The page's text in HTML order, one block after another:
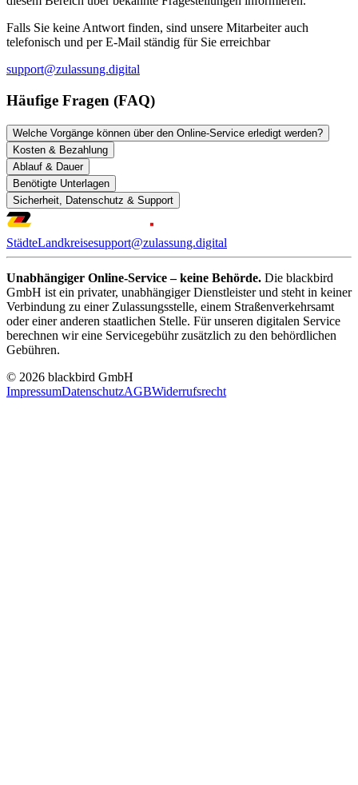
Falls Sie keine Antwort finden, sind unsere Mitarbeiter auch
telefonisch und per E-Mail ständig für Sie erreichbar
support@zulassung.digital
Häufige Fragen (FAQ)
Welche Vorgänge können über den Online-Service erledigt werden?
Kosten & Bezahlung
Ablauf & Dauer
Benötigte Unterlagen
Sicherheit, Datenschutz & Support
StädteLandkreisesupport@zulassung.digital
Unabhängiger Online-Service – keine Behörde. Die blackbird
GmbH ist ein privater, unabhängiger Dienstleister und steht in keiner
Verbindung zu einer Zulassungsstelle, einem Straßenverkehrsamt
oder einer anderen staatlichen Stelle. Für unseren digitalen Service
berechnen wir eine Servicegebühr zusätzlich zu den behördlichen
Gebühren.
© 2026 blackbird GmbH
ImpressumDatenschutzAGBWiderrufsrecht